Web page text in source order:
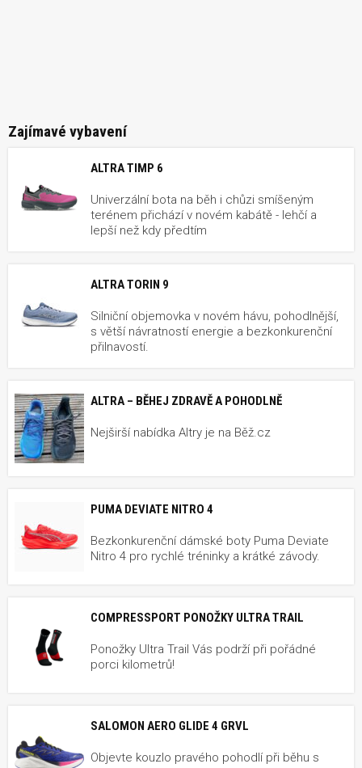
Zajímavé vybavení
ALTRA TIMP 6
Univerzální bota na běh i chůzi smíšeným
terénem přichází v novém kabátě - lehčí a
lepší než kdy předtím
ALTRA TORIN 9
Silniční objemovka v novém hávu, pohodlnější,
s větší návratností energie a bezkonkurenční
přilnavostí.
ALTRA – BĚHEJ ZDRAVĚ A POHODLNĚ
Nejširší nabídka Altry je na Běž.cz
PUMA DEVIATE NITRO 4
Bezkonkurenční dámské boty Puma Deviate
Nitro 4 pro rychlé tréninky a krátké závody.
COMPRESSPORT PONOŽKY ULTRA TRAIL
Ponožky Ultra Trail Vás podrží při pořádné
porci kilometrů!
SALOMON AERO GLIDE 4 GRVL
Objevte kouzlo pravého pohodlí při běhu s